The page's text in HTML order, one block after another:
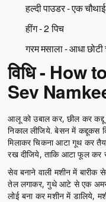
हल्दी पाउडर - एक
हींग - 2 पिच
गरम मसाला - आधा
विधि - How
Sev
आलू को उबाल कर, छील कर
निकाल लीजिये. बेसन में कद्दूकस
मिलाकर चिकना आटा गूथ कर
रख दीजिये, ताकि आटा फूल कर
सेव बनाने वाली मशीन में बारीक
तेल लगाकर, गुथे आटे से एक
लोई बना कर मशीन में डालिये,